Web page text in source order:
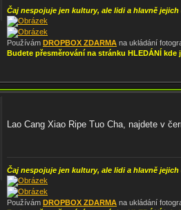
Čaj nespojuje jen kultury, ale lidi a hlavně jejich
Používám DROPBOX ZDARMA na ukládání
Budete přesměrování na stránku HLEDÁNÍ kde
Lao Cang Xiao Ripe Tuo Cha, najdete v
Čaj nespojuje jen kultury, ale lidi a hlavně jejich
Používám DROPBOX ZDARMA na ukládání